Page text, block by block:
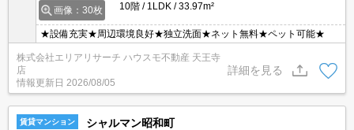
画像：30枚
10階
1LDK 33.97m²
★設備充実★周辺環境良好★独立洗面★ネット無料★ペット可能★
株式会社エリアリサーチ ハウスモ不動産 天王寺
店
情報更新日 2026/08/05
詳細を見る
賃貸マンション シャルマン昭和町